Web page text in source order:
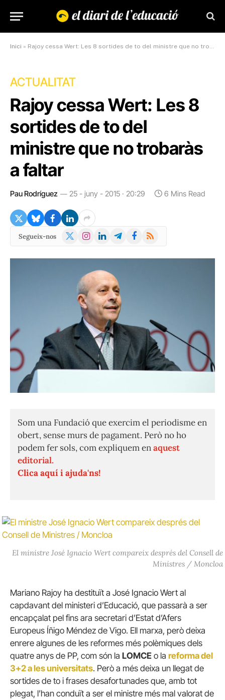
Inici » Rajoy cessa Wert: Les 8 sortides de to del ministre que no trobaràs a faltar
ACTUALITAT
Rajoy cessa Wert: Les 8
sortides de to del
ministre que no trobaràs
a faltar
Pau Rodríguez 25 - juny - 2015 · 20:29 6 Mins Read
Segueix-nos
X
Instagram
LinkedInTelegramFacebook
RSS
Som una Fundació que exercim el periodisme en
obert, sense murs de pagament. Però no ho
podem fer sols, com expliquem enaquest
editorial.
Clica aquí i ajuda'ns!
El ministre José Ignacio Wert compareix després del Consell de
Ministres / Moncloa
Mariano Rajoy ha destituït a José Ignacio Wert al
capdavant del ministeri d’Educació, que passarà a ser
encapçalat pel fins ara secretari d’Estat d’Afers
Europeus Íñigo Méndez de Vigo. Ell marxa, però deixa
enrere algunes de les reformes més polèmiques dels
quatre anys de PP, com són la LOMCE o la reforma del
3+2 a les universitats. Però a més deixa un llegat de
sortides de to i frases desafortunades que, amb tot
plegat, l’han conduït a ser el ministre més mal valorat de